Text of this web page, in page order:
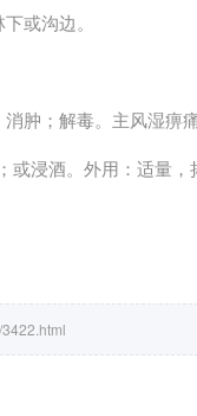
或沟边。
肿；解毒。主风湿痹
或浸酒。外用：适量，